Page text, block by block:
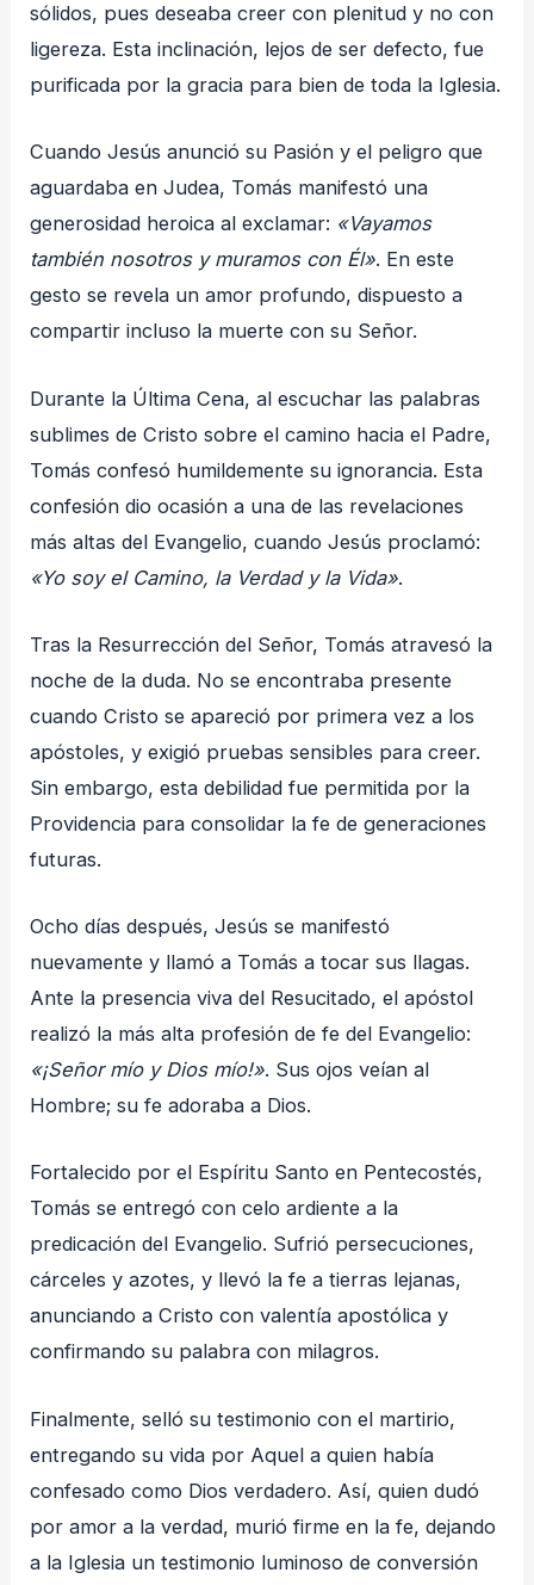
sólidos, pues deseaba creer con plenitud y no con
ligereza. Esta inclinación, lejos de ser defecto, fue
purificada por la gracia para bien de toda la Iglesia.
Cuando Jesús anunció su Pasión y el peligro que
aguardaba en Judea, Tomás manifestó una
generosidad heroica al exclamar: «Vayamos
también nosotros y muramos con Él». En este
gesto se revela un amor profundo, dispuesto a
compartir incluso la muerte con su Señor.
Durante la Última Cena, al escuchar las palabras
sublimes de Cristo sobre el camino hacia el Padre,
Tomás confesó humildemente su ignorancia. Esta
confesión dio ocasión a una de las revelaciones
más altas del Evangelio, cuando Jesús proclamó:
«Yo soy el Camino, la Verdad y la Vida».
Tras la Resurrección del Señor, Tomás atravesó la
noche de la duda. No se encontraba presente
cuando Cristo se apareció por primera vez a los
apóstoles, y exigió pruebas sensibles para creer.
Sin embargo, esta debilidad fue permitida por la
Providencia para consolidar la fe de generaciones
futuras.
Ocho días después, Jesús se manifestó
nuevamente y llamó a Tomás a tocar sus llagas.
Ante la presencia viva del Resucitado, el apóstol
realizó la más alta profesión de fe del Evangelio:
«¡Señor mío y Dios mío!». Sus ojos veían al
Hombre; su fe adoraba a Dios.
Fortalecido por el Espíritu Santo en Pentecostés,
Tomás se entregó con celo ardiente a la
predicación del Evangelio. Sufrió persecuciones,
cárceles y azotes, y llevó la fe a tierras lejanas,
anunciando a Cristo con valentía apostólica y
confirmando su palabra con milagros.
Finalmente, selló su testimonio con el martirio,
entregando su vida por Aquel a quien había
confesado como Dios verdadero. Así, quien dudó
por amor a la verdad, murió firme en la fe, dejando
a la Iglesia un testimonio luminoso de conversión